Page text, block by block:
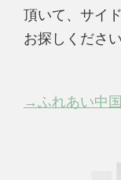
頂いて、サイ
お探しください
→ふれあい中